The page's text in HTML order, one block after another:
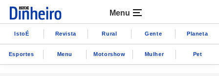
Menu
IstoÉ Revista Rural Gente Planeta
Esportes Menu Motorshow Mulher Pet